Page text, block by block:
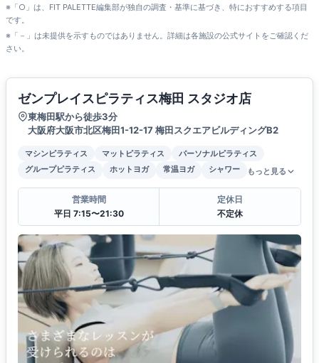
※「○」は、FIT PALETTE編集部が独自の調査・基準に基づき、特におすすめする項目
です。
※「－」は未提供を示すものではありません。詳細は各施設の公式サイトをご確認くだ
さい。
ゼンプレイスピラティス梅田 スタジオ店
東梅田駅から徒歩3分
大阪府大阪市北区梅田1-12-17 梅田スクエアビルディングB2
マシンピラティス マットピラティス
パーソナルピラティス
グループピラティス
ホットヨガ 常温ヨガ シャワー もっと見る
営業時間
平日 7:15〜21:30
定休日
不定休